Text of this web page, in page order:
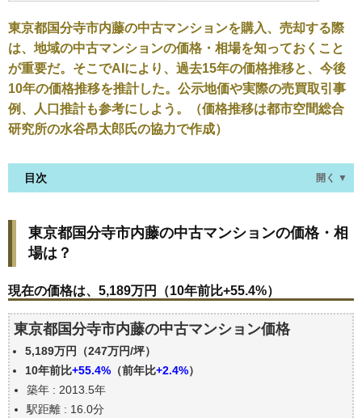
東京都国分寺市内藤の中古マンションを購入、売却する際
は、地域の中古マンションの価格・相場を知っておくこと
が重要だ。そこでAIにより、過去15年の価格推移と、今後
10年の価格推移を推計した。公示地価や実際の売買取引事
例、人口推計も参考にしよう。（価格推移は都市空間総合
研究所の水谷昂太郎氏の協力で作成）
目次 開く ▼
は？
現在の価格は、5,189万円（10年前比+55.4%）
価格を詳細に分析しよう
築年数で価格はどうなる？
東京都国分寺市内藤の中古マンションの過去の売買
事例
公示地価はいくら
エリアの将来性を人口予想から検討しよう
東京都国分寺市内藤の中古マンションの価格・相
場は？
現在の価格は、5,189万円（10年前比+55.4%）
東京都国分寺市内藤の中古マンション価格
5,189万円（247万円/坪）
10年前比+55.4% （前年比+2.4%）
築年 : 2013.5年
駅距離 : 16.0分